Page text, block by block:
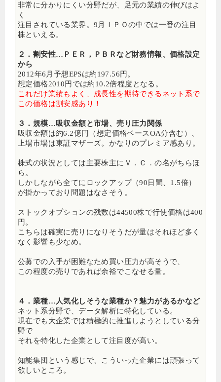
非常に分かりにくい分野だが、足元の業績の伸びはよ
く
注目されている業界。9月ＩＰＯの中では一番の注目
株といえる。
２．割安性…ＰＥＲ，ＰＢＲなど財務情報、価格設定
から
2012年6月予想EPSは約197.56円。
想定価格2010円では約10.2倍程度となる。
これだけ業績もよく、成長性を期待できるネット系で
この価格は割安感あり！
３．規模…吸収金額と市場、売り圧力関係
吸収金額は約6.2億円（想定価格ベースOA分含む）、
上場市場は東証マザーズ。かなりのプレミア感あり。
株式の状況としては主要株主にＶ．Ｃ．の名がちらほ
ら。
しかしながら全てにロックアップ（90日間、1.5倍）
が掛かっており問題はなさそう。
ストックオプションの残数は44500株で行使価格は400
円。
こちらは確実に売りになりそうだが量はそれほど多く
なく影響も少なめ。
公募での入手が困難なため買い圧力が高そうで、
この程度の売りであれば余裕でこなせる量。
４．業種…人気化しそうな業種か？魅力があるかなど
ネット系分野で、データ解析に特化している。
現在でも大企業では積極的に推進しようとしている分
野で
それを特化した企業として注目度が高い。
知能集団という感じで、こういった企業には頑張って
欲しいところ。